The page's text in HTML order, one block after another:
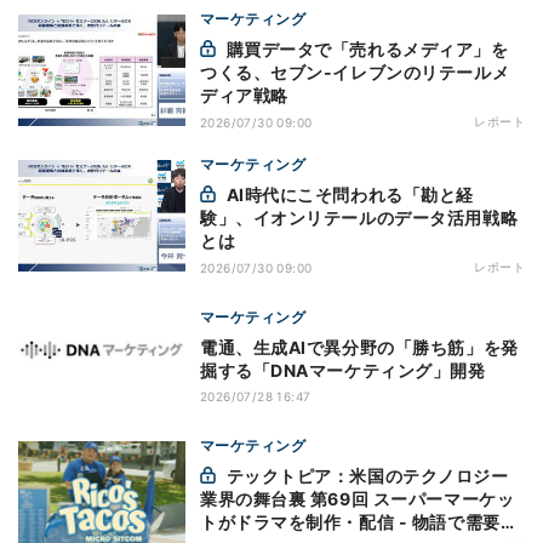
マーケティング
つくる、セブン-イレブンのリテールメ
ディア戦略
2026/07/30 09:00 レポート
マーケティング
験」、イオンリテールのデータ活用戦略
とは
2026/07/30 09:00 レポート
マーケティング
電通、生成AIで異分野の「勝ち筋」を発
掘する「DNAマーケティング」開発
2026/07/28 16:47
マーケティング
業界の舞台裏 第69回 スーパーマーケッ
トがドラマを制作・配信 - 物語で需要を